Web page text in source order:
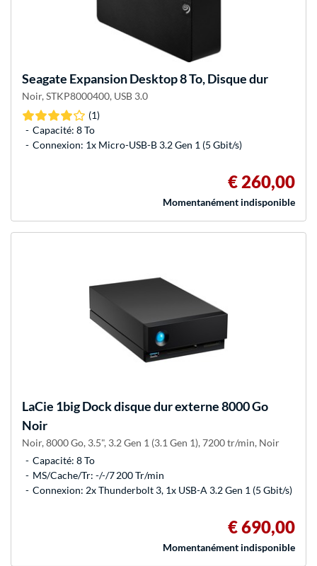
Seagate Expansion Desktop 8 To, Disque dur
Noir, STKP8000400, USB 3.0
(1)
Capacité: 8 To
Connexion: 1x Micro-USB-B 3.2 Gen 1 (5 Gbit/s)
€ 260,00
Momentanément indisponible
LaCie 1big Dock disque dur externe 8000 Go
Noir
Noir, 8000 Go, 3.5", 3.2 Gen 1 (3.1 Gen 1), 7200 tr/min, Noir
Capacité: 8 To
MS/Cache/Tr: -/-/7 200 Tr/min
Connexion: 2x Thunderbolt 3, 1x USB-A 3.2 Gen 1 (5 Gbit/s)
€ 690,00
Momentanément indisponible